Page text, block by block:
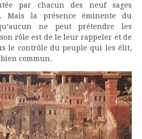
par chacun des neuf sages
Mais la présence éminente du
ne peut prétendre les
rôle est de le leur rappeler et de
le contrôle du peuple qui les élit,
commun.